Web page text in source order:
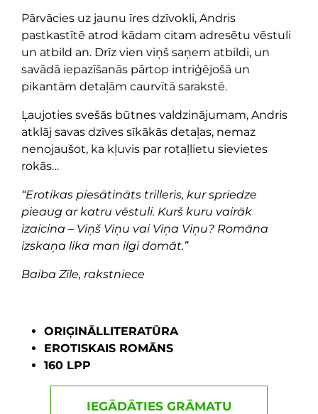
Pārvācies uz jaunu īres dzīvokli, Andris
pastkastītē atrod kādam citam adresētu vēstuli
un atbild an. Drīz vien viņš saņem atbildi, un
savādā iepazīšanās pārtop intriģējošā un
pikantām detaļām caurvītā sarakstē.
Ļaujoties svešās būtnes valdzinājumam, Andris
atklāj savas dzīves sīkākās detaļas, nemaz
nenojaušot, ka kļuvis par rotaļlietu sievietes
rokās…
“Erotikas piesātināts trilleris, kur spriedze
pieaug ar katru vēstuli. Kurš kuru vairāk
izaicina – Viņš Viņu vai Viņa Viņu? Romāna
izskaņa lika man ilgi domāt.”
Baiba Zīle, rakstniece
ORIĢINĀLLITERATŪRA
EROTISKAIS ROMĀNS
160 LPP
IEGĀDĀTIES GRĀMATU